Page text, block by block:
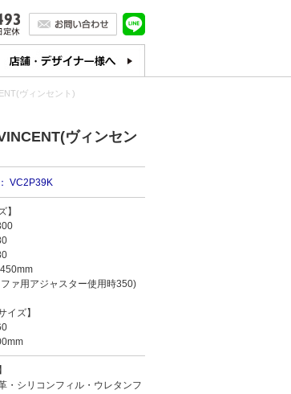
ヴィンセント)
ヴィンセン
VC2P39K
】
ァ用アジャスター使用時350)
イズ】
・シリコンフィル・ウレタンフ